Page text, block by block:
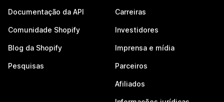
Documentação da API
Comunidade Shopify
Blog da Shopify
Pesquisas
Carreiras
Investidores
Imprensa e mídia
Parceiros
Afiliados